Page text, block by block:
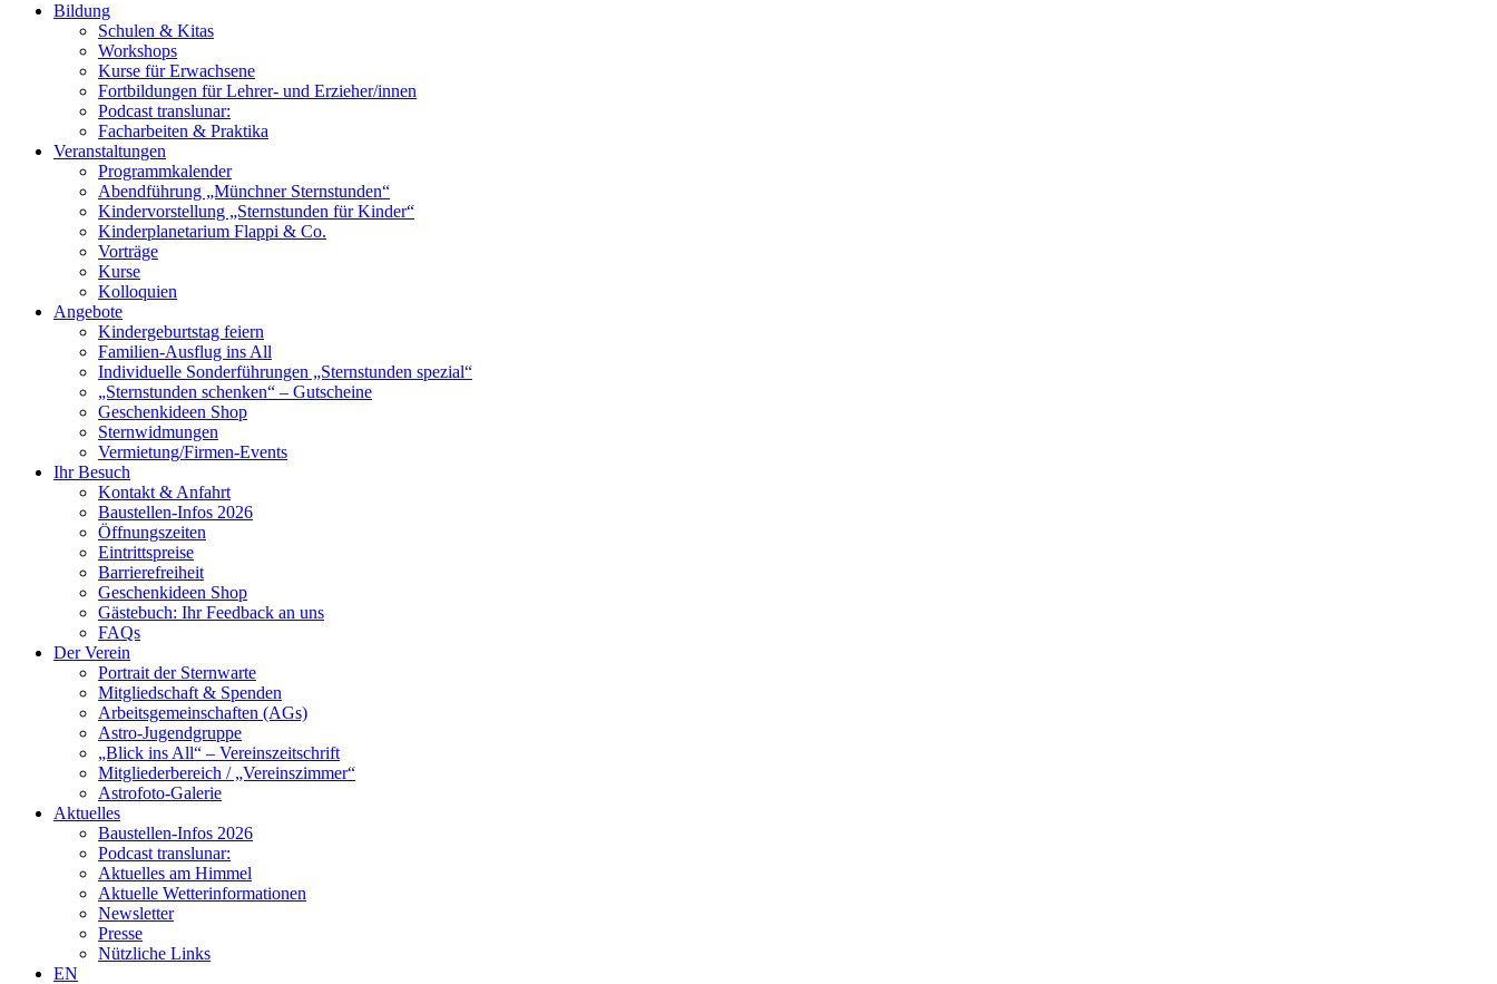
Bildung
Schulen & Kitas
Workshops
Kurse für Erwachsene
Fortbildungen für Lehrer- und Erzieher/innen
Podcast translunar:
Facharbeiten & Praktika
Veranstaltungen
Programmkalender
Abendführung „Münchner Sternstunden“
Kindervorstellung „Sternstunden für Kinder“
Kinderplanetarium Flappi & Co.
Vorträge
Kurse
Kolloquien
Angebote
Kindergeburtstag feiern
Familien-Ausflug ins All
Individuelle Sonderführungen „Sternstunden spezial“
„Sternstunden schenken“ – Gutscheine
Geschenkideen Shop
Sternwidmungen
Vermietung/Firmen-Events
Ihr Besuch
Kontakt & Anfahrt
Baustellen-Infos 2026
Öffnungszeiten
Eintrittspreise
Barrierefreiheit
Geschenkideen Shop
Gästebuch: Ihr Feedback an uns
FAQs
Der Verein
Portrait der Sternwarte
Mitgliedschaft & Spenden
Arbeitsgemeinschaften (AGs)
Astro-Jugendgruppe
„Blick ins All“ – Vereinszeitschrift
Mitgliederbereich / „Vereinszimmer“
Astrofoto-Galerie
Aktuelles
Baustellen-Infos 2026
Podcast translunar:
Aktuelles am Himmel
Aktuelle Wetterinformationen
Newsletter
Presse
Nützliche Links
EN